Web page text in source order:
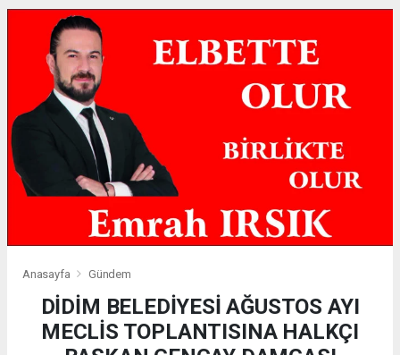
Anasayfa Gündem
DİDİM BELEDİYESİ AĞUSTOS AYI
MECLİS TOPLANTISINA HALKÇI